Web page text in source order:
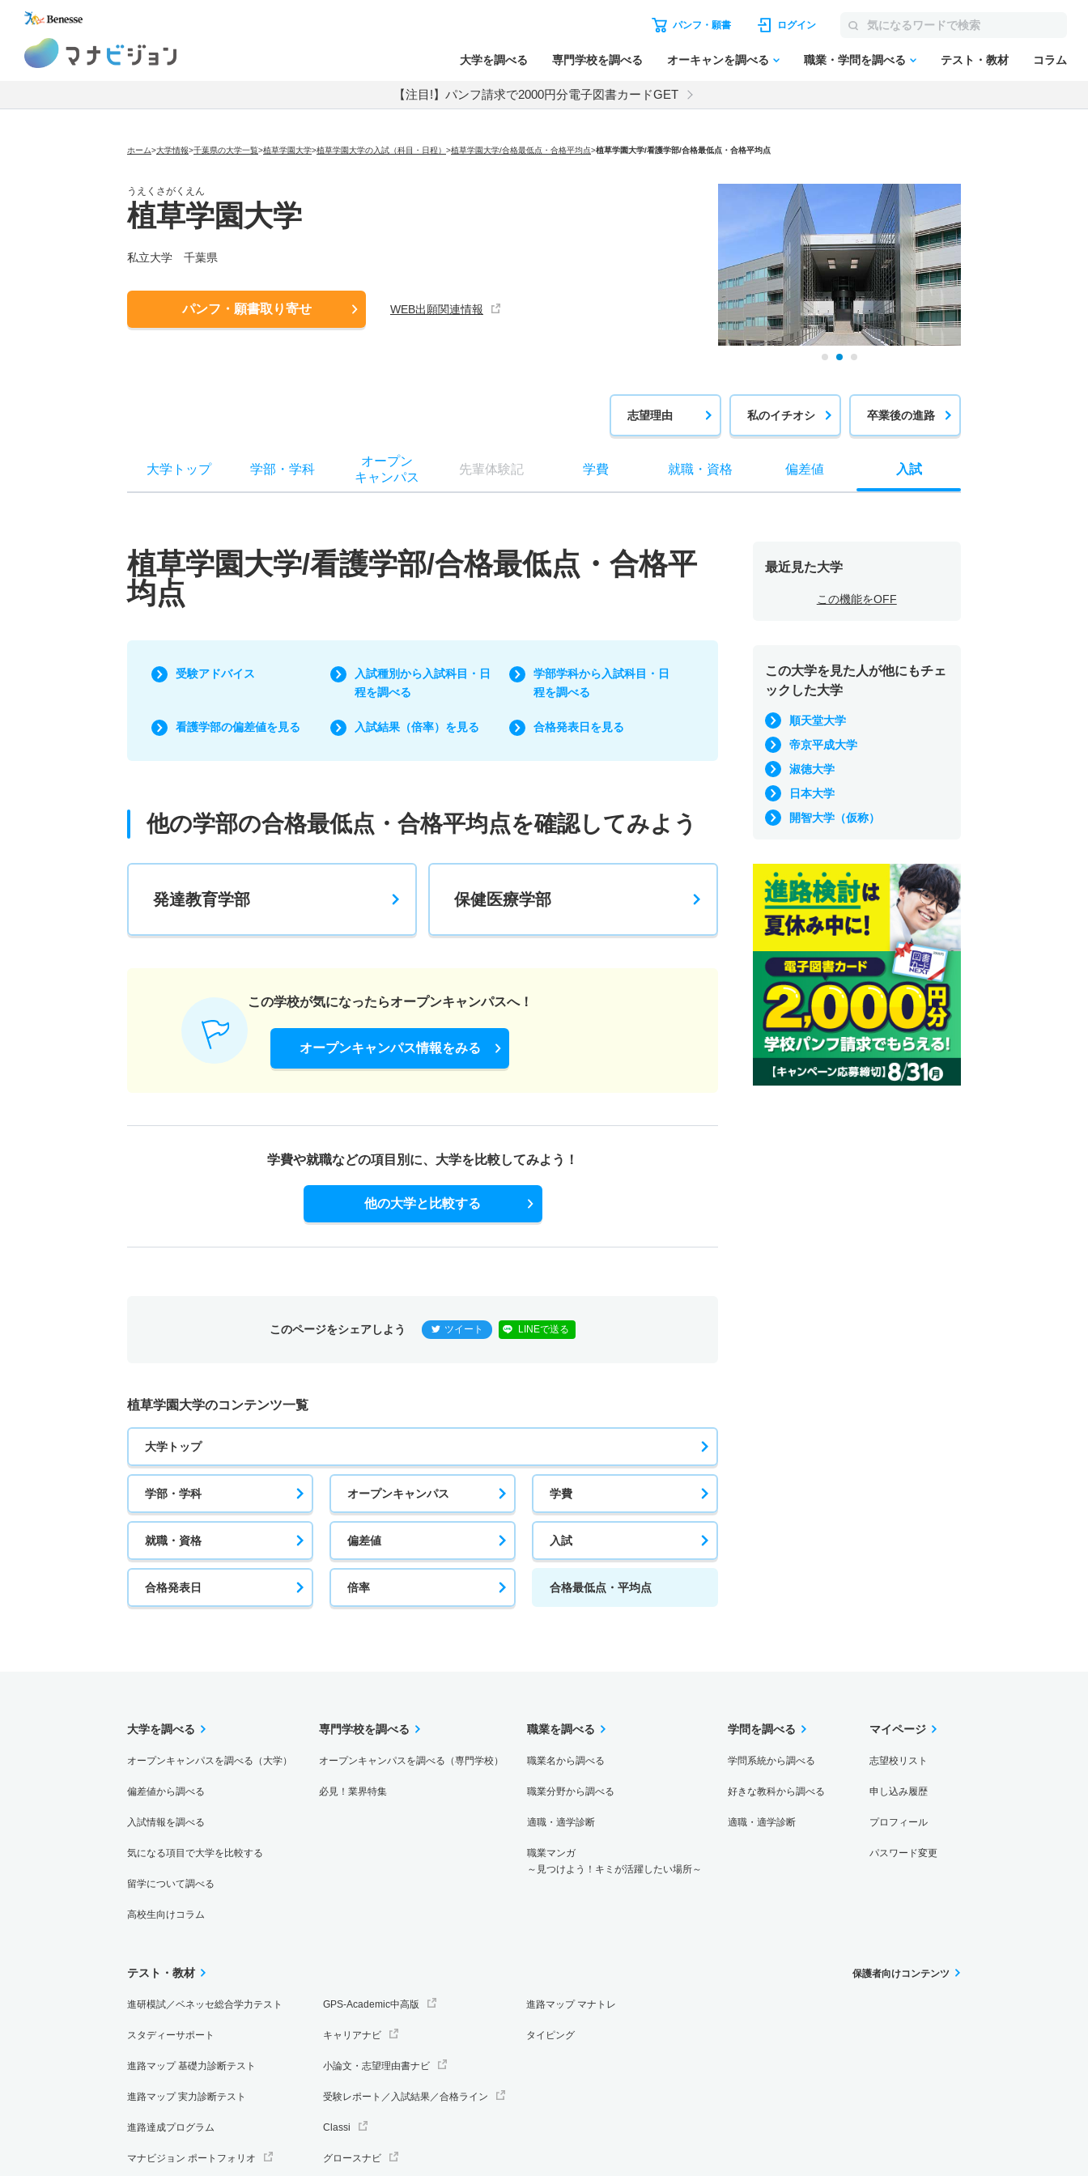
パンフ・願書 ログイン
大学を調べる 専門学校を調べる オーキャンを調べる 職業・学問を調べる テスト・教材 コラム
【注目!】パンフ請求で2000円分電子図書カードGET
ホーム>大学情報>千葉県の大学一覧>植草学園大学>植草学園大学の入試（科目・日程） >植草学園大学/合格最低点・合格平均点>植草学園大学/看護学部/合格最低点・合格平均点
うえくさがくえん
植草学園大学
私立大学 千葉県
パンフ・願書取り寄せ WEB出願関連情報
志望理由 私のイチオシ 卒業後の進路
大学トップ 学部 ・ 学科
オープン
キャンパス
先輩体験記 学費 就職・ 資格 偏差値 入試
植草学園大学/看護学部/合格最低点・合格平
均点
受験アドバイス
入試種別から入試科目・日
程を調べる
学部学科から入試科目・日
程を調べる
看護学部の偏差値を見る 入試結果（倍率）を見る 合格発表日を見る
他の学部の合格最低点・合格平均点を確認してみよう
発達教育学部 保健医療学部
この学校が気になったらオープンキャンパスへ！
オープンキャンパス情報をみる
学費や就職などの項目別に、 大学を比較してみよう！
他の大学と比較する
このページをシェアしよう ツイート LINEで送る
植草学園大学のコンテンツ一覧
大学トップ
学部・学科 オープンキャンパス 学費
就職・資格 偏差値 入試
合格発表日 倍率 合格最低点・平均点
最近見た大学
この機能をOFF
この大学を見た人が他にもチェ
ックした大学
順天堂大学
帝京平成大学
淑徳大学
日本大学
開智大学（仮称）
大学を調べる
オープンキャンパスを調べる（大学）
偏差値から調べる
入試情報を調べる
気になる項目で大学を比較する
留学について調べる
高校生向けコラム
専門学校を調べる
オープンキャンパスを調べる（専門学校）
必見！業界特集
職業を調べる
職業名から調べる
職業分野から調べる
適職・適学診断
職業マンガ
～見つけよう！キミが活躍したい場所～
学問を調べる
学問系統から調べる
好きな教科から調べる
適職・適学診断
マイページ
志望校リスト
申し込み履歴
プロフィール
パスワード変更
テスト・教材
進研模試／ベネッセ総合学力テスト
スタディーサポート
進路マップ 基礎力診断テスト
進路マップ 実力診断テスト
進路達成プログラム
マナビジョン ポートフォリオ
GPS-Academic中高版
キャリアナビ
小論文・志望理由書ナビ
受験レポート／入試結果／合格ライン
Classi
グロースナビ
進路マップ マナトレ
タイピング
保護者向けコンテンツ